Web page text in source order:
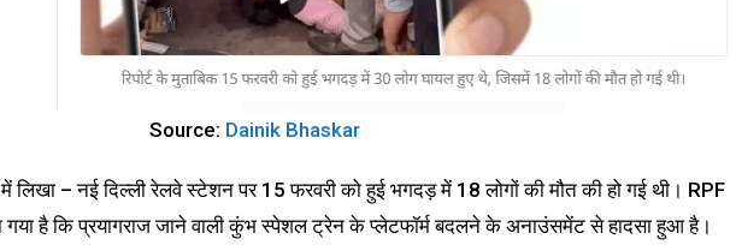
Source: Dainik Bhaskar
में लिखा – नई दिल्ली रेलवे स्टेशन पर 15 फरवरी को हुई भगदड़ में 18 लोगों की मौत की हो गई थी। RPF
गया है कि प्रयागराज जाने वाली कुंभ स्पेशल ट्रेन के प्लेटफॉर्म बदलने के अनाउंसमेंट से हादसा हुआ है।